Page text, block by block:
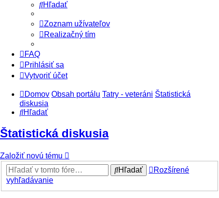
Hľadať
Zoznam užívateľov
Realizačný tím
FAQ
Prihlásiť sa
Vytvoriť účet
Domov Obsah portálu Tatry - veteráni Štatistická
diskusia
Hľadať
Štatistická diskusia
Založiť novú tému
Hľadať
Rozšírené
vyhľadávanie